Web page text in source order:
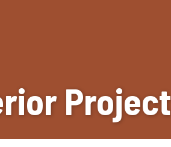
Project